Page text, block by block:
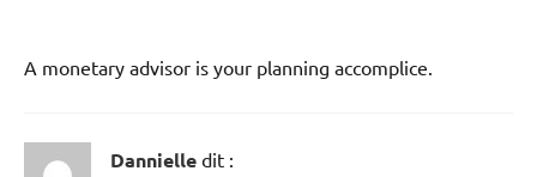
A monetary advisor is your planning accomplice.
Dannielle dit :